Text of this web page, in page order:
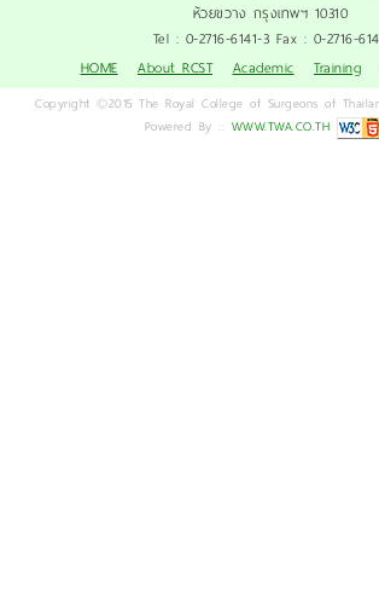
ห้วยขวาง กรุงเทพฯ 10310
Tel : 0-2716-6141-3 Fax : 0-2716-
HOME
About RCST Academic Training
Copyright ©2015 The Royal College of Surgeons of
Powered By :: WWW.TWA.CO.TH